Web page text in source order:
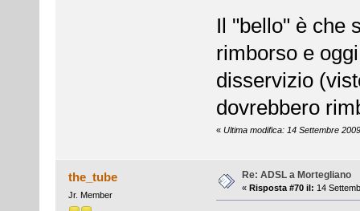
Il "bello" è che
rimborso e
disservizio
dovrebbero
« Ultima modifica: 14 Settembre
the_tube
Jr. Member
Re: ADSL a Mortegliano
« Risposta #70 il: 14